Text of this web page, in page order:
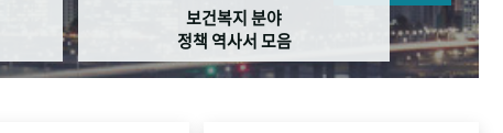
보건복지 분야
정책 역사서 모음